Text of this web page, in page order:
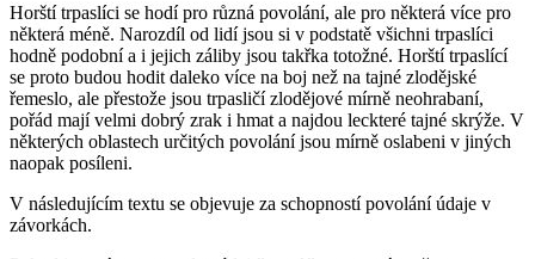
Horští trpaslíci se hodí pro různá povolání, ale pro některá více pro
některá méně. Narozdíl od lidí jsou si v podstatě všichni trpaslíci
hodně podobní a i jejich záliby jsou takřka totožné. Horští trpaslící
se proto budou hodit daleko více na boj než na tajné zlodějské
řemeslo, ale přestože jsou trpasličí zlodějové mírně neohrabaní,
pořád mají velmi dobrý zrak i hmat a najdou leckteré tajné skrýže. V
některých oblastech určitých povolání jsou mírně oslabeni v jiných
naopak posíleni.
V následujícím textu se objevuje za schopností povolání údaje v
závorkách.